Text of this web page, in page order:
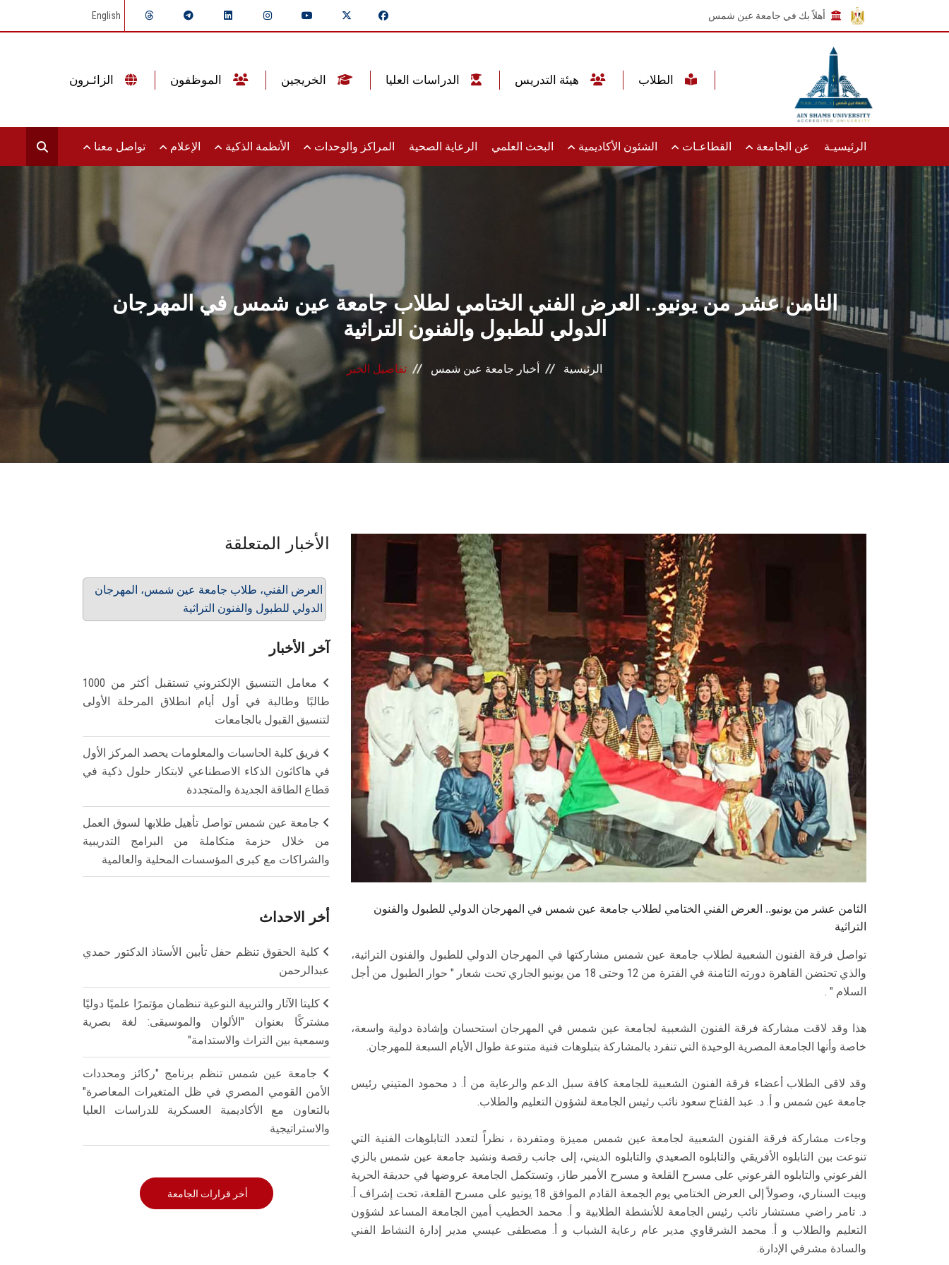
أهلاً بك في جامعة عين شمس English
الرئيسيـة عن الجامعة القطاعـات الشئون الأكاديمية البحث العلمي الرعاية الصحية المراكز والوحدات الأنظمة الذكية الإعلام تواصل معنا
الثامن عشر من يونيو.. العرض الفني الختامي لطلاب جامعة عين شمس في المهرجان
الدولي للطبول والفنون التراثية
الرئيسية أخبار جامعة عين شمس تفاصيل الخبر
الثامن عشر من يونيو.. العرض الفني الختامي لطلاب جامعة عين شمس في المهرجان الدولي للطبول والفنون
التراثية
تواصل فرقة الفنون الشعبية لطلاب جامعة عين شمس مشاركتها في المهرجان الدولي للطبول والفنون التراثية،
والذي تحتضن القاهرة دورته الثامنة في الفترة من 12 وحتى 18 من يونيو الجاري تحت شعار " حوار الطبول من أجل
السلام " .
هذا وقد لاقت مشاركة فرقة الفنون الشعبية لجامعة عين شمس في المهرجان استحسان وإشادة دولية واسعة،
خاصة وأنها الجامعة المصرية الوحيدة التي تنفرد بالمشاركة بتبلوهات فنية متنوعة طوال الأيام السبعة للمهرجان.
وقد لاقى الطلاب أعضاء فرقة الفنون الشعبية للجامعة كافة سبل الدعم والرعاية من أ. د محمود المتيني رئيس
جامعة عين شمس و أ. د. عبد الفتاح سعود نائب رئيس الجامعة لشؤون التعليم والطلاب.
وجاءت مشاركة فرقة الفنون الشعبية لجامعة عين شمس مميزة ومتفردة ، نظراً لتعدد التابلوهات الفنية التي
تنوعت بين التابلوه الأفريقي والتابلوه الصعيدي والتابلوه الديني، إلى جانب رقصة ونشيد جامعة عين شمس بالزي
الفرعوني والتابلوه الفرعوني على مسرح القلعة و مسرح الأمير طاز، وتستكمل الجامعة عروضها في حديقة الحرية
وبيت السناري، وصولاً إلى العرض الختامي يوم الجمعة القادم الموافق 18 يونيو على مسرح القلعة، تحت إشراف أ.
د. تامر راضي مستشار نائب رئيس الجامعة للأنشطة الطلابية و أ. محمد الخطيب أمين الجامعة المساعد لشؤون
التعليم والطلاب و أ. محمد الشرقاوي مدير عام رعاية الشباب و أ. مصطفى عيسي مدير إدارة النشاط الفني
والسادة مشرفي الإدارة.
الأخبار المتعلقة
العرض الفني، طلاب جامعة عين شمس، المهرجان
الدولي للطبول والفنون التراثية
آخر الأخبار
معامل التنسيق الإلكتروني تستقبل أكثر من 1000
طالبًا وطالبة في أول أيام انطلاق المرحلة الأولى
لتنسيق القبول بالجامعات
فريق كلية الحاسبات والمعلومات يحصد المركز الأول
في هاكاثون الذكاء الاصطناعي لابتكار حلول ذكية في
قطاع الطاقة الجديدة والمتجددة
جامعة عين شمس تواصل تأهيل طلابها لسوق العمل
من خلال حزمة متكاملة من البرامج التدريبية
والشراكات مع كبرى المؤسسات المحلية والعالمية
أخر الاحداث
كلية الحقوق تنظم حفل تأبين الأستاذ الدكتور حمدي
عبدالرحمن
كليتا الآثار والتربية النوعية تنظمان مؤتمرًا علميًا دوليًا
مشتركًا بعنوان "الألوان والموسيقى: لغة بصرية
وسمعية بين التراث والاستدامة"
جامعة عين شمس تنظم برنامج "ركائز ومحددات
الأمن القومي المصري في ظل المتغيرات المعاصرة"
بالتعاون مع الأكاديمية العسكرية للدراسات العليا
والاستراتيجية
أخر قرارات الجامعة